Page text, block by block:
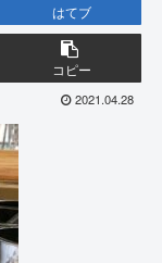
はてブ
コピー
2021.04.28